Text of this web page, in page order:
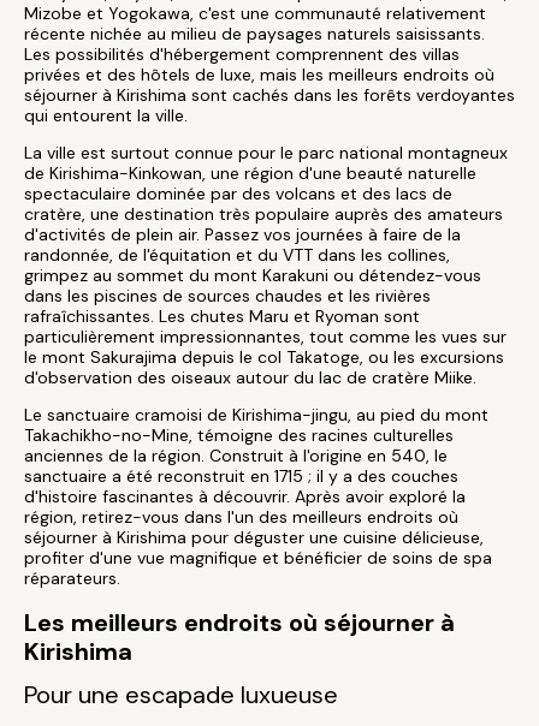
Mizobe et Yogokawa, c'est une communauté relativement
récente nichée au milieu de paysages naturels saisissants.
Les possibilités d'hébergement comprennent des villas
privées et des hôtels de luxe, mais les meilleurs endroits où
séjourner à Kirishima sont cachés dans les forêts verdoyantes
qui entourent la ville.
La ville est surtout connue pour le parc national montagneux
de Kirishima-Kinkowan, une région d'une beauté naturelle
spectaculaire dominée par des volcans et des lacs de
cratère, une destination très populaire auprès des amateurs
d'activités de plein air. Passez vos journées à faire de la
randonnée, de l'équitation et du VTT dans les collines,
grimpez au sommet du mont Karakuni ou détendez-vous
dans les piscines de sources chaudes et les rivières
rafraîchissantes. Les chutes Maru et Ryoman sont
particulièrement impressionnantes, tout comme les vues sur
le mont Sakurajima depuis le col Takatoge, ou les excursions
d'observation des oiseaux autour du lac de cratère Miike.
Le sanctuaire cramoisi de Kirishima-jingu, au pied du mont
Takachikho-no-Mine, témoigne des racines culturelles
anciennes de la région. Construit à l'origine en 540, le
sanctuaire a été reconstruit en 1715 ; il y a des couches
d'histoire fascinantes à découvrir. Après avoir exploré la
région, retirez-vous dans l'un des meilleurs endroits où
séjourner à Kirishima pour déguster une cuisine délicieuse,
profiter d'une vue magnifique et bénéficier de soins de spa
réparateurs.
Les meilleurs endroits où séjourner à
Kirishima
Pour une escapade luxueuse